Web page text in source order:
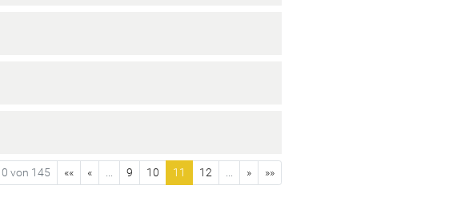
von 145 «« « 9 10 11 12 » »»